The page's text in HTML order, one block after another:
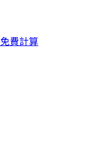
免費計算